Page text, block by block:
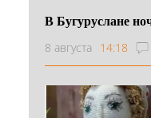
В Бугуруслане
8 августа 14:18